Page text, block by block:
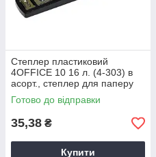
Степлер пластиковий
4OFFICE 10 16 л. (4-303) в
асорт., степлер для паперу
Готово до відправки
35,38 ₴
Купити